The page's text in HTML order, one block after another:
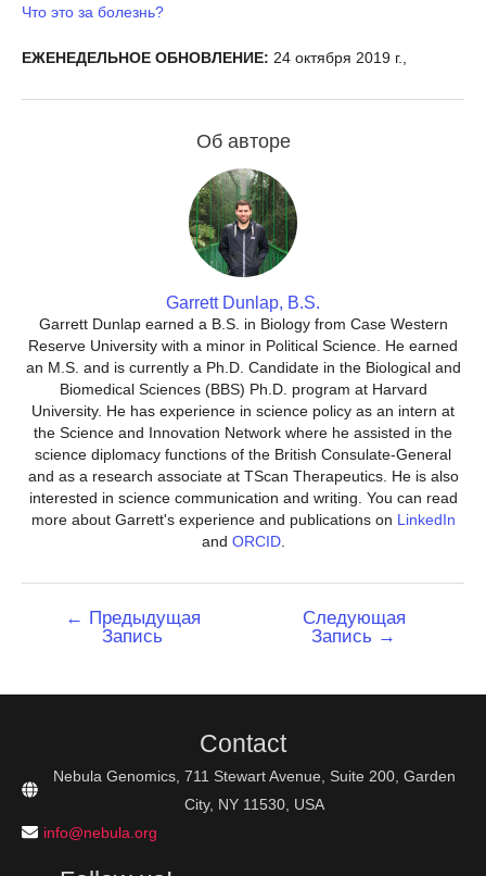
Что это за болезнь?
ЕЖЕНЕДЕЛЬНОЕ ОБНОВЛЕНИЕ: 24 октября 2019 г.,
Об авторе
Garrett Dunlap, B.S.
Garrett Dunlap earned a B.S. in Biology from Case Western
Reserve University with a minor in Political Science. He earned
an M.S. and is currently a Ph.D. Candidate in the Biological and
Biomedical Sciences (BBS) Ph.D. program at Harvard
University. He has experience in science policy as an intern at
the Science and Innovation Network where he assisted in the
science diplomacy functions of the British Consulate-General
and as a research associate at TScan Therapeutics. He is also
interested in science communication and writing. You can read
more about Garrett's experience and publications on LinkedIn
and ORCID.
Навигация
← Предыдущая
Запись
Следующая
Запись →
Contact
Nebula Genomics, 711 Stewart Avenue, Suite 200, Garden
City, NY 11530, USA
info@nebula.org